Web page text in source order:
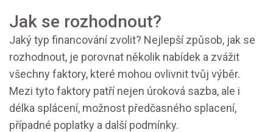
Jak se rozhodnout?
Jaký typ financování zvolit? Nejlepší způsob, jak se
rozhodnout, je porovnat několik nabídek a zvážit
všechny faktory, které mohou ovlivnit tvůj výběr.
Mezi tyto faktory patří nejen úroková sazba, ale i
délka splácení, možnost předčasného splacení,
případné poplatky a další podmínky.